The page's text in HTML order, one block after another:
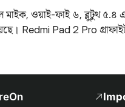
মাইক, ওয়াই-ফাই ৬, ব্লুটুথ ৫.৪
Redmi Pad 2 Pro